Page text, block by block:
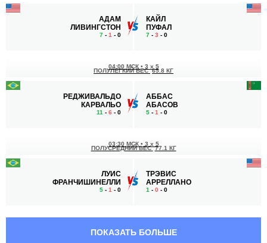
АДАМ
ЛИВИНГСТОН
7 - 1 - 0
КАЙЛ
ПУФАЛ
7 - 3 - 0
РЕДЖИВАЛЬДО
КАРВАЛЬО
11 - 6 - 0
04:00 МСК • 3 x 5
ПОЛУЛЕГКИЙ ВЕС 65.8 КГ
АББАС
АБАСОВ
5 - 1 - 0
ЛУИС
ФРАНЧИШИНЕЛЛИ
5 - 1 - 0
03:30 МСК • 3 x 5
ПОЛУСРЕДНИЙ ВЕС 77.1 КГ
ТРЭВИС
АРРЕЛЛАНО
1 - 0 - 0
ПОКАЗАТЬ БОЛЬШЕ